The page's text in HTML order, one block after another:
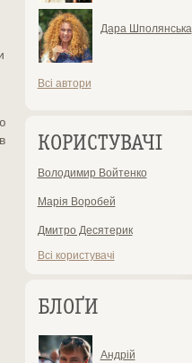
Дара Шполянська
Всі автори
КОРИСТУВАЧІ
Володимир Войтенко
Марія Воробей
Дмитро Десятерик
Всі користувачі
БЛОҐИ
Андрій